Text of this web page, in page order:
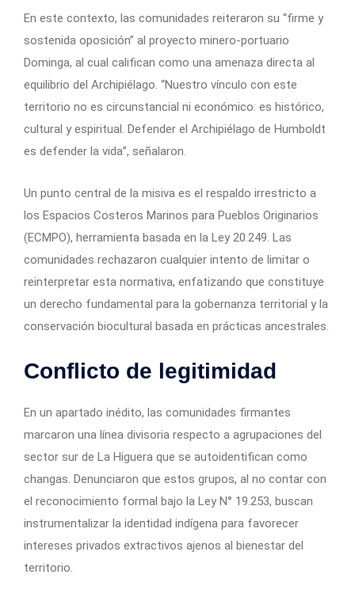
En este contexto, las comunidades reiteraron su “firme y
sostenida oposición” al proyecto minero-portuario
Dominga, al cual califican como una amenaza directa al
equilibrio del Archipiélago. “Nuestro vínculo con este
territorio no es circunstancial ni económico: es histórico,
cultural y espiritual. Defender el Archipiélago de Humboldt
es defender la vida”, señalaron.
Un punto central de la misiva es el respaldo irrestricto a
los Espacios Costeros Marinos para Pueblos Originarios
(ECMPO), herramienta basada en la Ley 20.249. Las
comunidades rechazaron cualquier intento de limitar o
reinterpretar esta normativa, enfatizando que constituye
un derecho fundamental para la gobernanza territorial y la
conservación biocultural basada en prácticas ancestrales.
Conflicto de legitimidad
En un apartado inédito, las comunidades firmantes
marcaron una línea divisoria respecto a agrupaciones del
sector sur de La Higuera que se autoidentifican como
changas. Denunciaron que estos grupos, al no contar con
el reconocimiento formal bajo la Ley N° 19.253, buscan
instrumentalizar la identidad indígena para favorecer
intereses privados extractivos ajenos al bienestar del
territorio.